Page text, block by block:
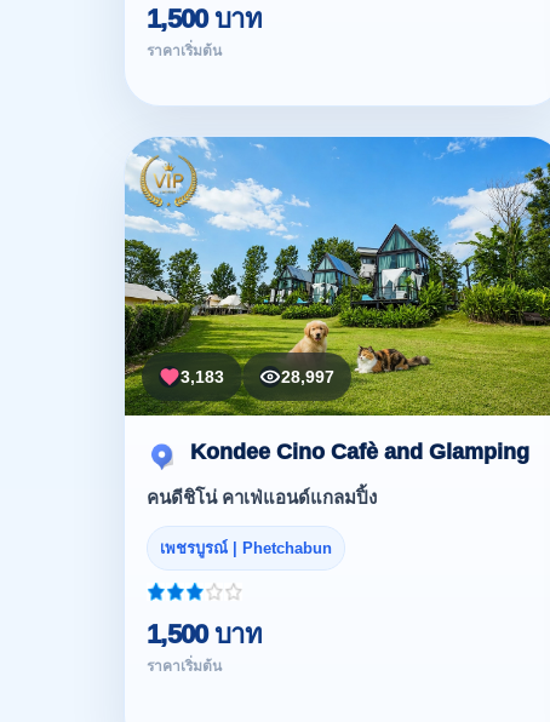
1,500 บาท
ราคาเริ่มต้น
3,183 28,997
Kondee Cino Cafè and Glamping
คนดีชิโน่ คาเฟ่แอนด์แกลมปิ้ง
เพชรบูรณ์ | Phetchabun
1,500 บาท
ราคาเริ่มต้น